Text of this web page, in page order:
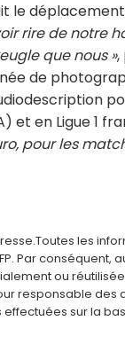
le
rire de notre
que nous »,
de
et en Ligue 1
pour les
les
Par conséquent,
ou
responsable des
sur la